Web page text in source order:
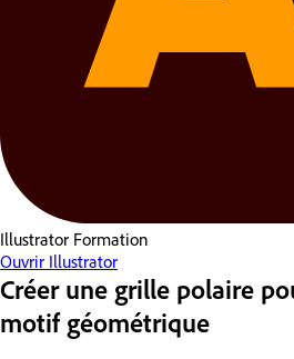
Illustrator Formation
Ouvrir Illustrator
Créer une grille polaire
motif géométrique